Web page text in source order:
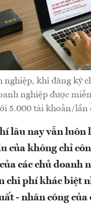
khi đăng ký
nghiệp được
5.000 tài khoản/lần
lâu nay vẫn luôn
của không chỉ
các chủ doanh
chi phí khác biệt
- nhân công